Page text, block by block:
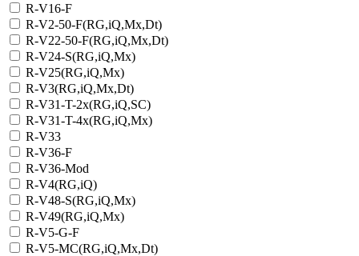
R-V16-F
R-V2-50-F(RG,iQ,Mx,Dt)
R-V22-50-F(RG,iQ,Mx,Dt)
R-V24-S(RG,iQ,Mx)
R-V25(RG,iQ,Mx)
R-V3(RG,iQ,Mx,Dt)
R-V31-T-2x(RG,iQ,SC)
R-V31-T-4x(RG,iQ,Mx)
R-V33
R-V36-F
R-V36-Mod
R-V4(RG,iQ)
R-V48-S(RG,iQ,Mx)
R-V49(RG,iQ,Mx)
R-V5-G-F
R-V5-MC(RG,iQ,Mx,Dt)